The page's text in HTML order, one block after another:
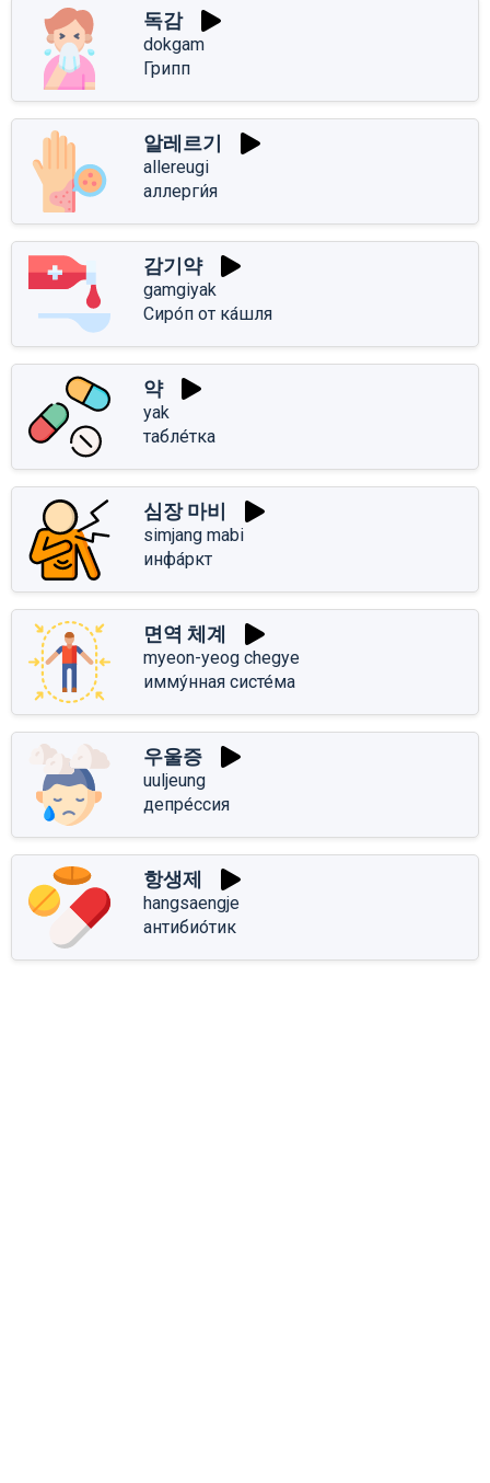
독감
dokgam
Грипп
알레르기
allereugi
аллерги́я
감기약
gamgiyak
Сиро́п от ка́шля
약
yak
табле́тка
심장 마비
simjang mabi
инфа́ркт
면역 체계
myeon-yeog chegye
имму́нная систе́ма
우울증
uuljeung
депре́ссия
항생제
hangsaengje
антибио́тик